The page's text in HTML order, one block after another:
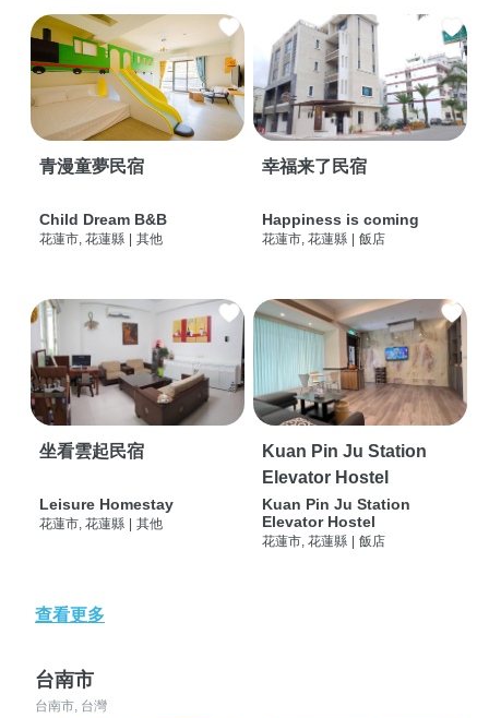
青漫童夢民宿
Child Dream B&B
花蓮市, 花蓮縣 其他
幸福来了民宿
Happiness is coming
花蓮市, 花蓮縣 飯店
坐看雲起民宿
Leisure Homestay
花蓮市, 花蓮縣 其他
Kuan Pin Ju Station
Elevator Hostel
Kuan Pin Ju Station
Elevator Hostel
花蓮市, 花蓮縣 飯店
查看更多
台南市
台南市, 台灣